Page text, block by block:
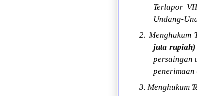
Terlapor
Undang-
2. Menghukum
juta rupiah)
persaingan
3. Menghukum